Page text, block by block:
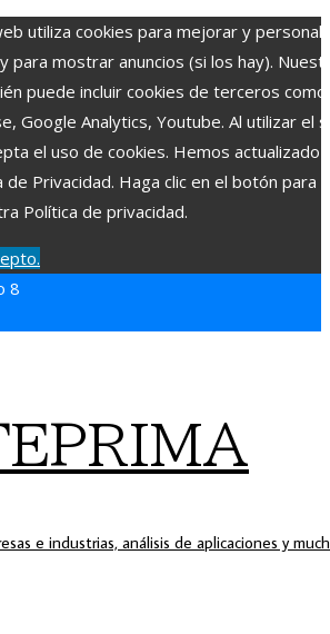
utiliza cookies para mejorar y
para mostrar anuncios (si los hay).
puede incluir cookies de terceros como
Google Analytics, Youtube. Al utilizar el
el uso de cookies. Hemos actualizado
Privacidad. Haga clic en el botón para
Política de privacidad.
8
e industrias, análisis de aplicaciones y